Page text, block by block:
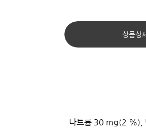
상품상
나트륨 30 mg(2 %),